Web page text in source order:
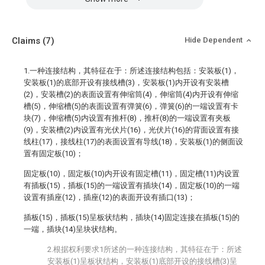
Claims (7) Hide Dependent
1.一种连接结构，其特征在于：所述连接结构包括：安装板(1)，
安装板(1)的底部开设有接线槽(3)，安装板(1)内开设有安装槽
(2)，安装槽(2)的表面设置有伸缩筒(4)，伸缩筒(4)内开设有伸缩
槽(5)，伸缩槽(5)的表面设置有弹簧(6)，弹簧(6)的一端设置有卡
块(7)，伸缩槽(5)内设置有推杆(8)，推杆(8)的一端设置有夹板
(9)，安装槽(2)内设置有光伏片(16)，光伏片(16)的背面设置有接
线柱(17)，接线柱(17)的表面设置有导线(18)，安装板(1)的侧面设
置有固定板(10)；
固定板(10)，固定板(10)内开设有固定槽(11)，固定槽(11)内设置
有插板(15)，插板(15)的一端设置有插块(14)，固定板(10)的一端
设置有插座(12)，插座(12)的表面开设有插口(13)；
插板(15)，插板(15)呈板状结构，插块(14)固定连接在插板(15)的
一端，插块(14)呈块状结构。
2.根据权利要求1所述的一种连接结构，其特征在于：所述
安装板(1)呈板状结构，安装板(1)底部开设的接线槽(3)呈